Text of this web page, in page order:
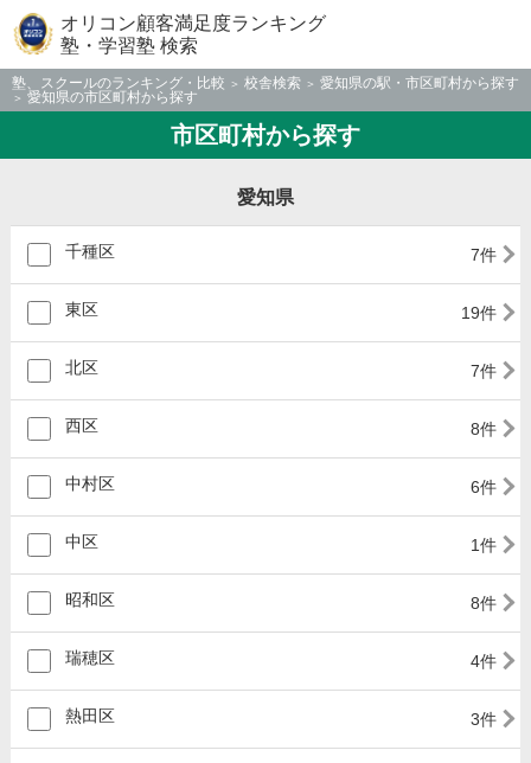
オリコン顧客満足度ランキング
塾・学習塾 検索
塾、スクールのランキング・比較 校舎検索
愛知県の駅・市区町村から探す
愛知県の市区町村から探す
市区町村から探す
愛知県
千種区 7件
東区 19件
北区 7件
西区 8件
中村区 6件
中区 1件
昭和区 8件
瑞穂区 4件
熱田区 3件